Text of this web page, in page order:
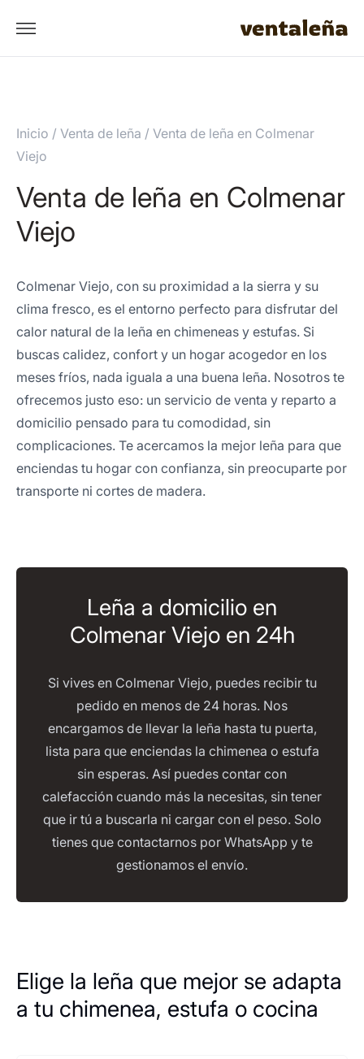
Inicio / Venta de leña / Venta de leña en Colmenar
Viejo
Venta de leña en Colmenar
Viejo
Colmenar Viejo, con su proximidad a la sierra y su
clima fresco, es el entorno perfecto para disfrutar del
calor natural de la leña en chimeneas y estufas. Si
buscas calidez, confort y un hogar acogedor en los
meses fríos, nada iguala a una buena leña. Nosotros te
ofrecemos justo eso: un servicio de venta y reparto a
domicilio pensado para tu comodidad, sin
complicaciones. Te acercamos la mejor leña para que
enciendas tu hogar con confianza, sin preocuparte por
transporte ni cortes de madera.
Leña a domicilio en
Colmenar Viejo en 24h
Si vives en Colmenar Viejo, puedes recibir tu
pedido en menos de 24 horas. Nos
encargamos de llevar la leña hasta tu puerta,
lista para que enciendas la chimenea o estufa
sin esperas. Así puedes contar con
calefacción cuando más la necesitas, sin tener
que ir tú a buscarla ni cargar con el peso. Solo
tienes que contactarnos por WhatsApp y te
gestionamos el envío.
Elige la leña que mejor se adapta
a tu chimenea, estufa o cocina